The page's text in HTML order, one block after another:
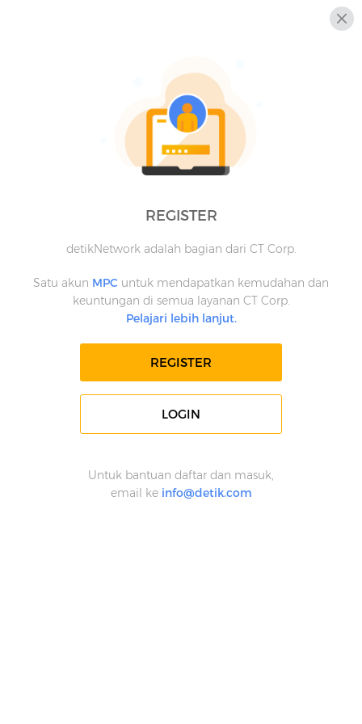
REGISTER
detikNetwork adalah bagian dari CT Corp.
Satu akun MPC untuk mendapatkan kemudahan dan
keuntungan di semua layanan CT Corp.
Pelajari lebih lanjut.
REGISTER
LOGIN
Untuk bantuan daftar dan masuk,
email ke info@detik.com